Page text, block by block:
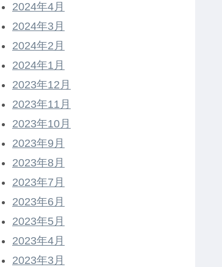
2024年4月
2024年3月
2024年2月
2024年1月
2023年12月
2023年11月
2023年10月
2023年9月
2023年8月
2023年7月
2023年6月
2023年5月
2023年4月
2023年3月